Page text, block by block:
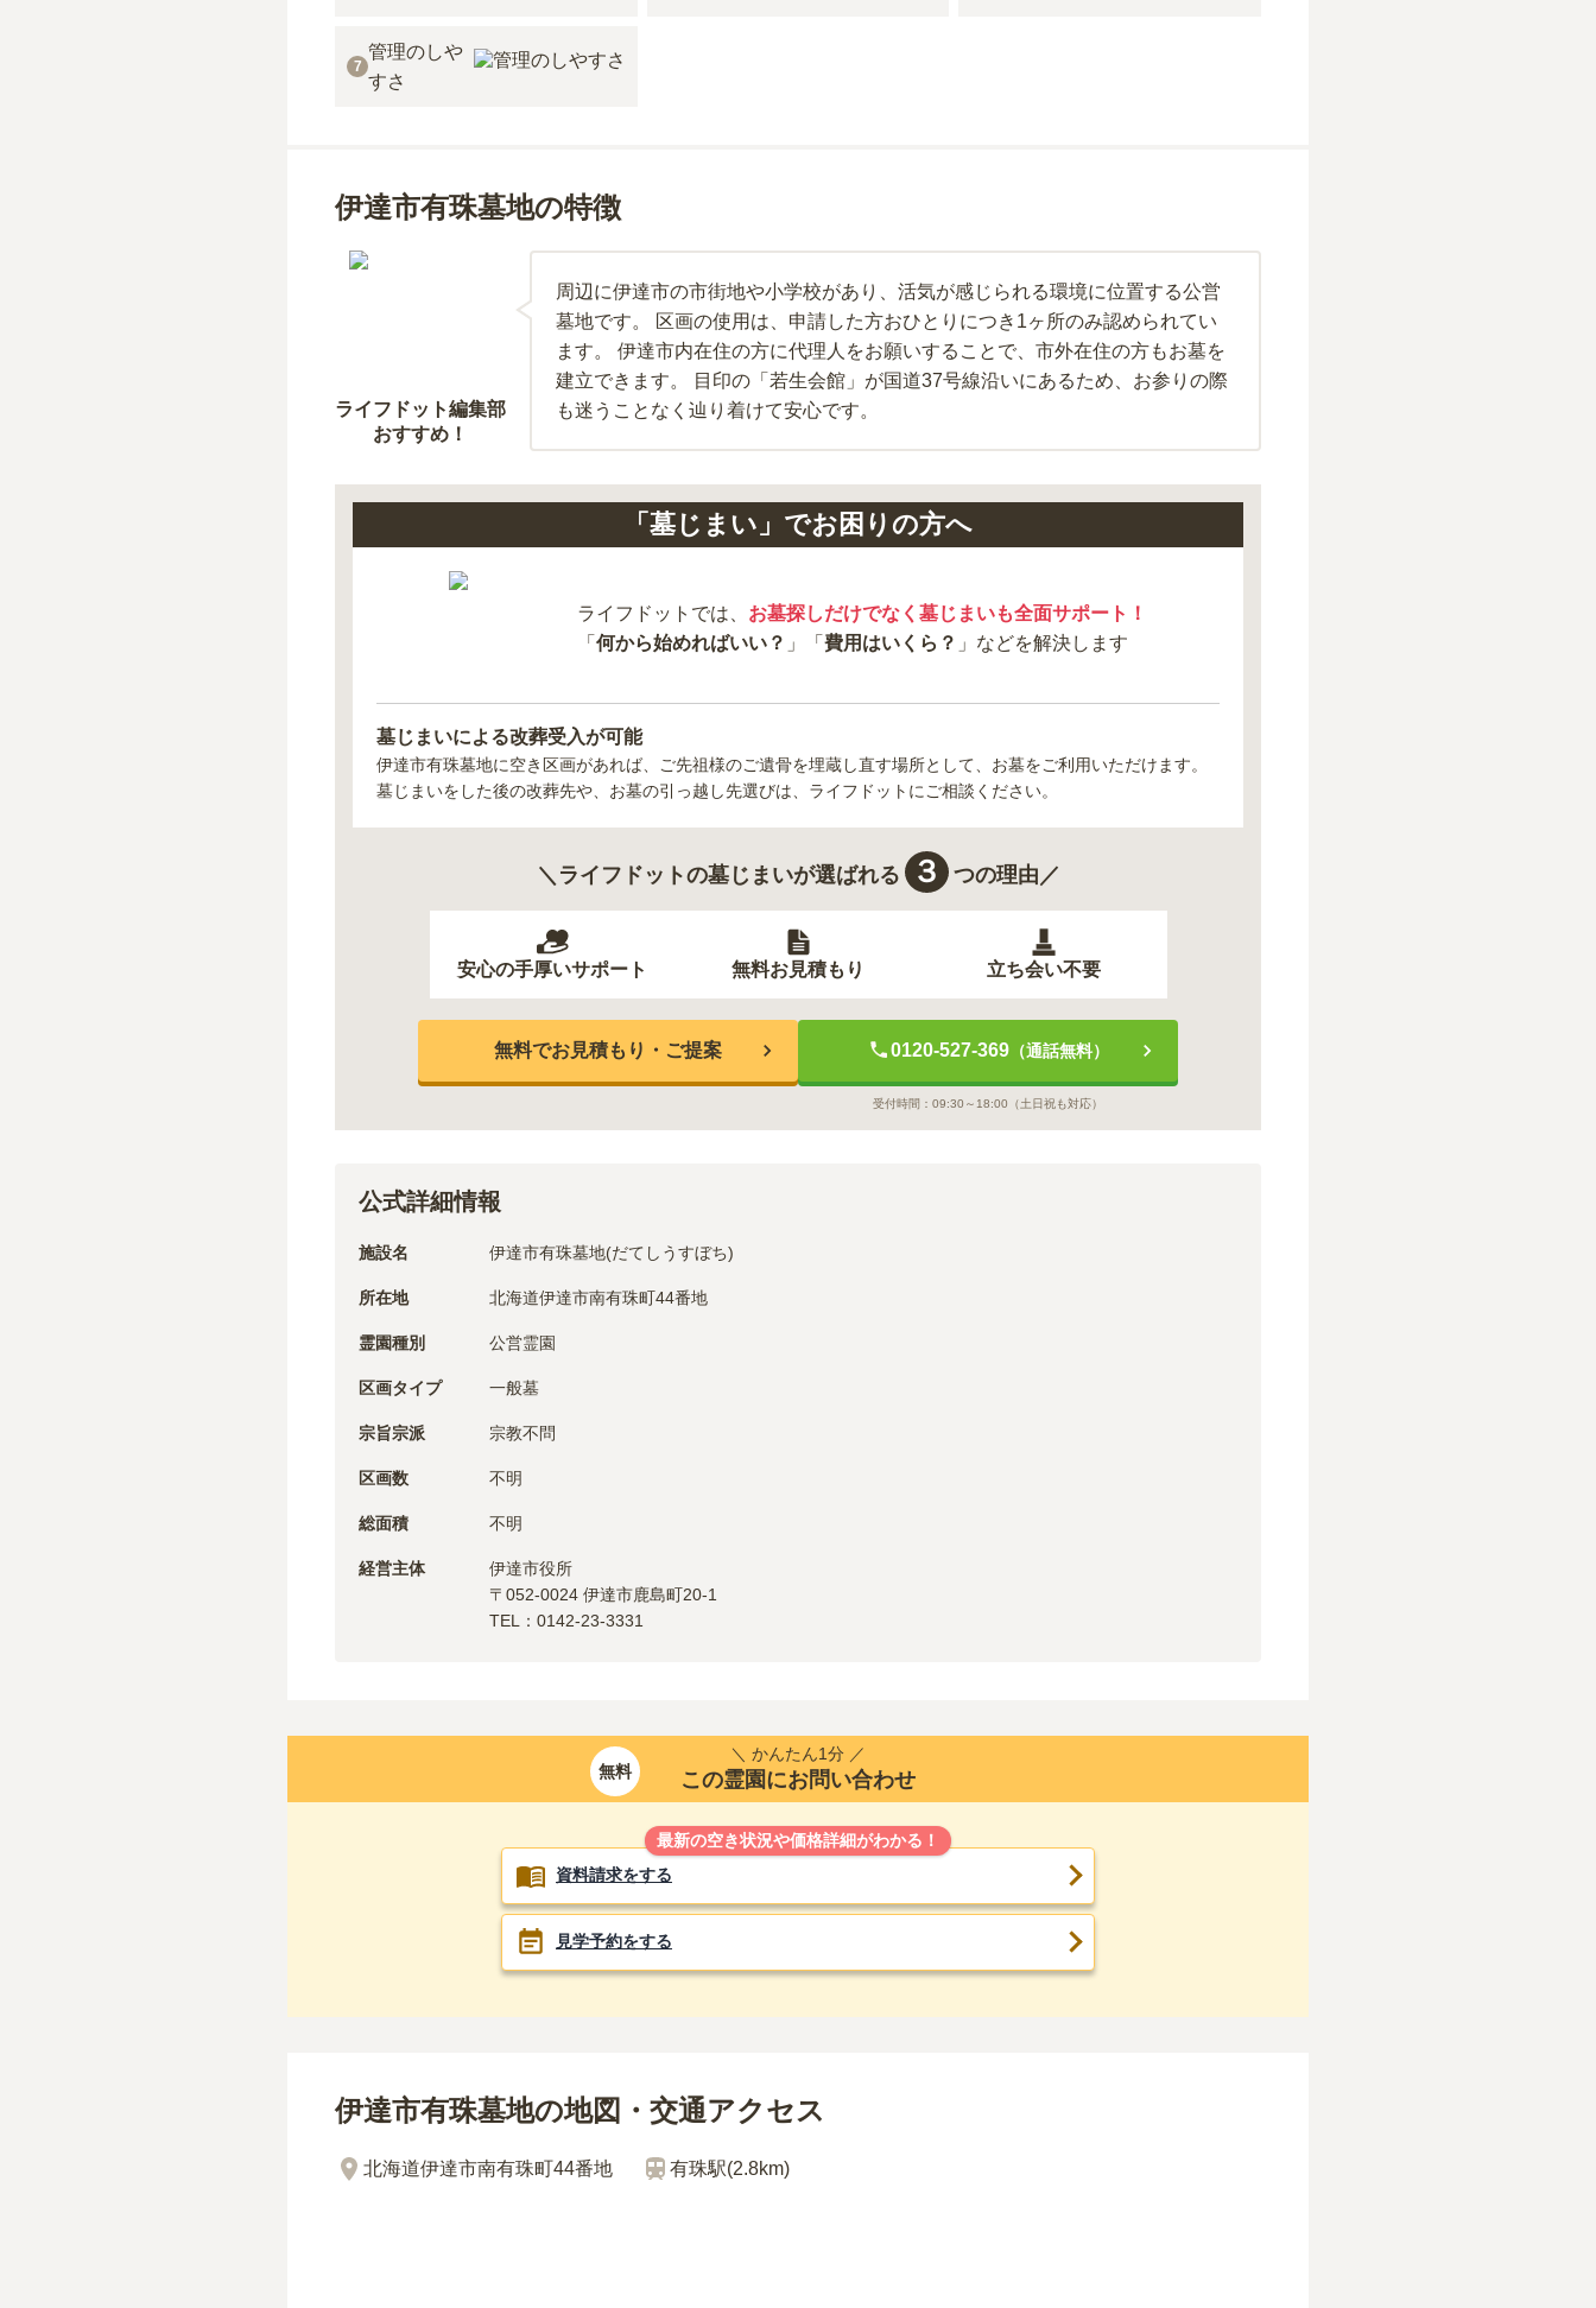
7
管理のしや
すさ
伊達市有珠墓地の特徴
ライフドット編集部
おすすめ！
周辺に伊達市の市街地や小学校があり、活気が感じられる環境に位置する公営
墓地です。 区画の使用は、申請した方おひとりにつき1ヶ所のみ認められてい
ます。 伊達市内在住の方に代理人をお願いすることで、市外在住の方もお墓を
建立できます。 目印の「若生会館」が国道37号線沿いにあるため、お参りの際
も迷うことなく辿り着けて安心です。
「墓じまい」でお困りの方へ
ライフドットでは、 お墓探しだけでなく墓じまいも全面サポート！
「 何から始めればいい？ 」「 費用はいくら？ 」などを解決します
墓じまいによる改葬受入が可能
伊達市有珠墓地に空き区画があれば、ご先祖様のご遺骨を埋蔵し直す場所として、お墓をご利用いただけます。
墓じまいをした後の改葬先や、お墓の引っ越し先選びは、ライフドットにご相談ください。
＼ライフドットの墓じまいが選ばれる ３ つの理由／
安心の手厚いサポート 無料お見積もり 立ち会い不要
無料でお見積もり・ご提案 0120-527-369（通話無料）
受付時間： 09:30～18:00 （土日祝も対応）
公式詳細情報
施設名 伊達市有珠墓地(だてしうすぼち)
所在地 北海道伊達市南有珠町44番地
霊園種別 公営霊園
区画タイプ 一般墓
宗旨宗派 宗教不問
区画数 不明
総面積 不明
経営主体 伊達市役所
〒 052-0024 伊達市鹿島町20-1
TEL： 0142-23-3331
無料
＼ かんたん1分 ／
この霊園にお問い合わせ
最新の空き状況や価格詳細がわかる！
資料請求をする
見学予約をする
伊達市有珠墓地の地図・交通アクセス
北海道伊達市南有珠町44番地 有珠駅(2.8km)